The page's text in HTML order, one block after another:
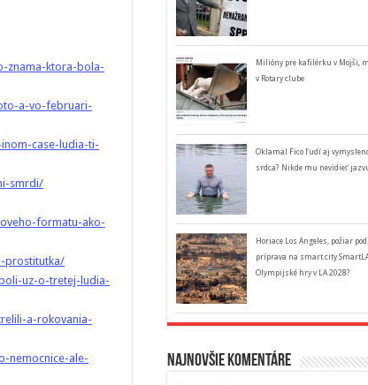
znama-ktora-bola-
a-vo-februari-
case-ludia-ti-
smrdi/
formatu-ako-
prostitutka/
uz-o-tretej-ludia-
a-rokovania-
nemocnice-ale-
Milióny pre kafilérku v Mojši,
v Rotary clube
Oklamal Fico ľudí aj
srdca? Nikde mu nevidieť
Horiace Los Angeles, požiar
príprava na smart city
Olympijské hry v LA 2028?
Najnovšie komentáre